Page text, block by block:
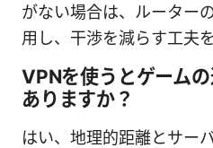
がない場合は、ルーター
用し、干渉を減らす工夫
VPNを使うとゲーム
ありますか？
はい、地理的距離とサー